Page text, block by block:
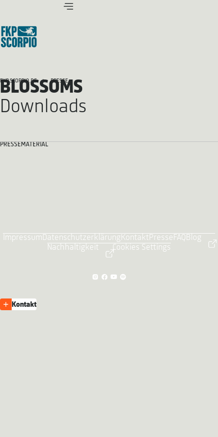
FKP SCORPIO.DE PRESSE
BLOSSOMS
Downloads
PRESSEMATERIAL
ImpressumDatenschutzerklärungKontaktPresse FAQBlog
Nachhaltigkeit
Cookies Settings
Kontakt